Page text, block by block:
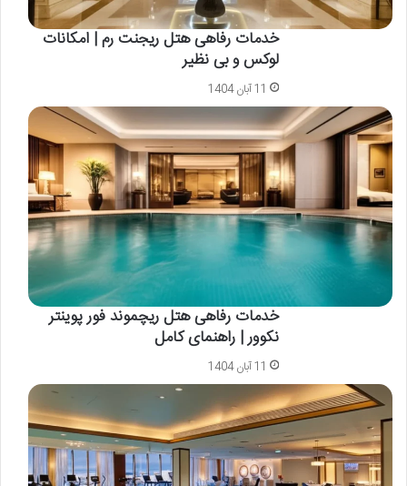
خدمات رفاهی هتل ریجنت رم | امکانات
لوکس و بی نظیر
11 آبان 1404
خدمات رفاهی هتل ریچموند فور پوینتر
نکوور | راهنمای کامل
11 آبان 1404